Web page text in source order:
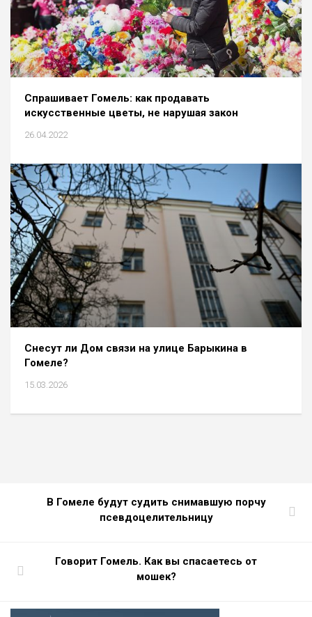
Спрашивает Гомель: как продавать
искусственные цветы, не нарушая закон
26.04.2022
Снесут ли Дом связи на улице Барыкина в
Гомеле?
15.03.2026
В Гомеле будут судить снимавшую порчу
псевдоцелительницу
Говорит Гомель. Как вы спасаетесь от
мошек?